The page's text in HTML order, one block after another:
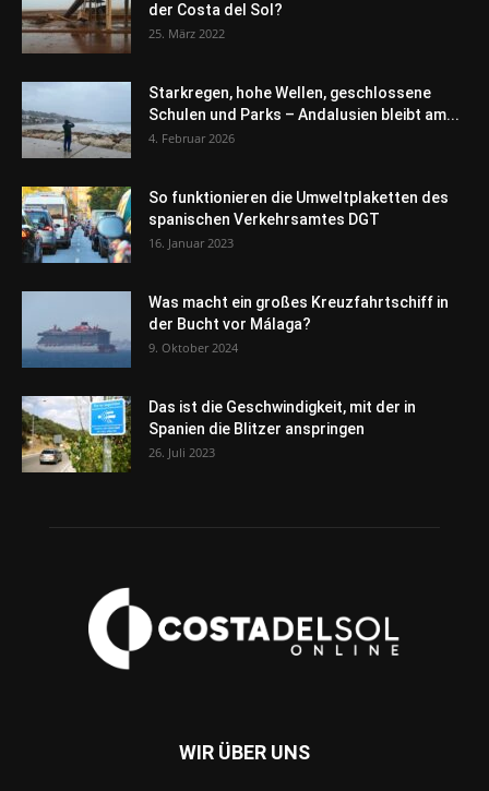
der Costa del Sol?
25. März 2022
Starkregen, hohe Wellen, geschlossene
Schulen und Parks – Andalusien bleibt am...
4. Februar 2026
So funktionieren die Umweltplaketten des
spanischen Verkehrsamtes DGT
16. Januar 2023
Was macht ein großes Kreuzfahrtschiff in
der Bucht vor Málaga?
9. Oktober 2024
Das ist die Geschwindigkeit, mit der in
Spanien die Blitzer anspringen
26. Juli 2023
WIR ÜBER UNS